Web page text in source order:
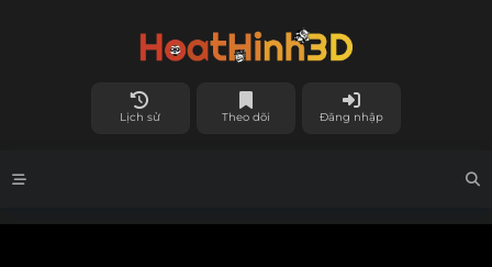
Lịch sử Theo dõi Đăng nhập